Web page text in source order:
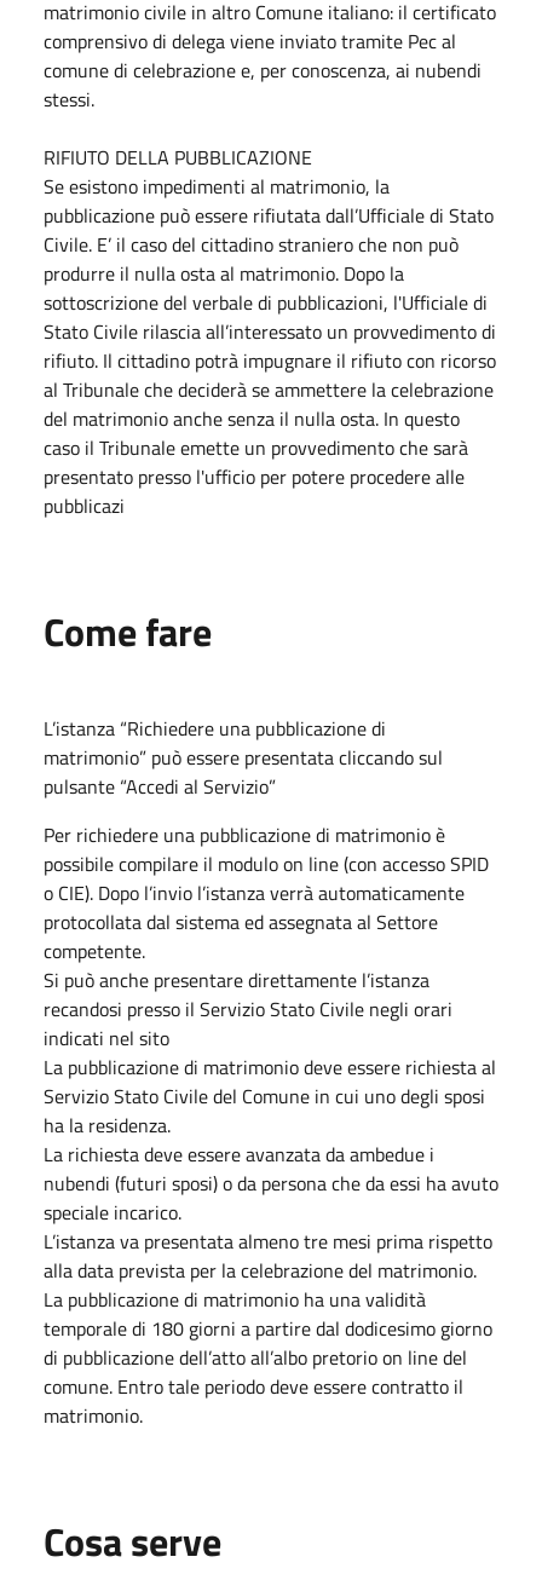
matrimonio civile in altro Comune italiano: il certificato
comprensivo di delega viene inviato tramite Pec al
comune di celebrazione e, per conoscenza, ai nubendi
stessi.
RIFIUTO DELLA PUBBLICAZIONE
Se esistono impedimenti al matrimonio, la
pubblicazione può essere rifiutata dall’Ufficiale di Stato
Civile. E’ il caso del cittadino straniero che non può
produrre il nulla osta al matrimonio. Dopo la
sottoscrizione del verbale di pubblicazioni, l'Ufficiale di
Stato Civile rilascia all’interessato un provvedimento di
rifiuto. Il cittadino potrà impugnare il rifiuto con ricorso
al Tribunale che deciderà se ammettere la celebrazione
del matrimonio anche senza il nulla osta. In questo
caso il Tribunale emette un provvedimento che sarà
presentato presso l'ufficio per potere procedere alle
pubblicazi
Come fare
L’istanza “Richiedere una pubblicazione di
matrimonio” può essere presentata cliccando sul
pulsante “Accedi al Servizio”
Per richiedere una pubblicazione di matrimonio è
possibile compilare il modulo on line (con accesso SPID
o CIE). Dopo l’invio l’istanza verrà automaticamente
protocollata dal sistema ed assegnata al Settore
competente.
Si può anche presentare direttamente l’istanza
recandosi presso il Servizio Stato Civile negli orari
indicati nel sito
La pubblicazione di matrimonio deve essere richiesta al
Servizio Stato Civile del Comune in cui uno degli sposi
ha la residenza.
La richiesta deve essere avanzata da ambedue i
nubendi (futuri sposi) o da persona che da essi ha avuto
speciale incarico.
L’istanza va presentata almeno tre mesi prima rispetto
alla data prevista per la celebrazione del matrimonio.
La pubblicazione di matrimonio ha una validità
temporale di 180 giorni a partire dal dodicesimo giorno
di pubblicazione dell’atto all’albo pretorio on line del
comune. Entro tale periodo deve essere contratto il
matrimonio.
Cosa serve